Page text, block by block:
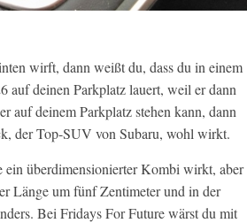
wirft, dann weißt du, dass du in einem
auf deinen Parkplatz lauert, weil er dann
auf deinem Parkplatz stehen kann, dann
der Top-SUV von Subaru, wohl wirkt.
ein überdimensionierter Kombi wirkt, aber
Länge um fünf Zentimeter und in der
Bei Fridays For Future wärst du mit